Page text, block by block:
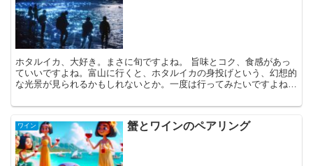
ホタルイカ、大好き。まさに旬ですよね。 旨味とコク、食感があっ
ていいですよね。富山に行くと、ホタルイカの身投げという、幻想的
な光景が見られるかもしれないとか。一度は行ってみたいですよね！
ワイン 蟹とワインのペアリング